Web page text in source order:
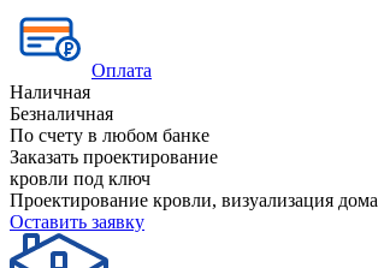
Оплата
Наличная
Безналичная
По счету в любом банке
Заказать проектирование
кровли под ключ
Проектирование кровли, визуализация дома
Оставить заявку